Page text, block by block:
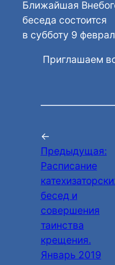
Ближайшая
беседа состоится
в субботу 9
Приглашаем
←
Предыдущая:
Расписание
бесед и
совершения
таинства
крещения.
Январь 2019